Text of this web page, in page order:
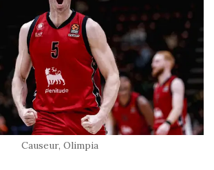
Causeur, Olimpia